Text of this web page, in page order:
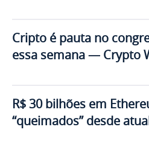
Cripto é pauta no
essa semana — Crypto
R$ 30 bilhões em
“queimados” desde